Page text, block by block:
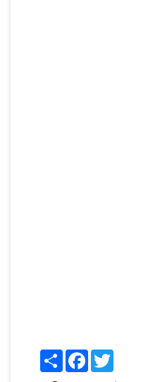
Share Facebook